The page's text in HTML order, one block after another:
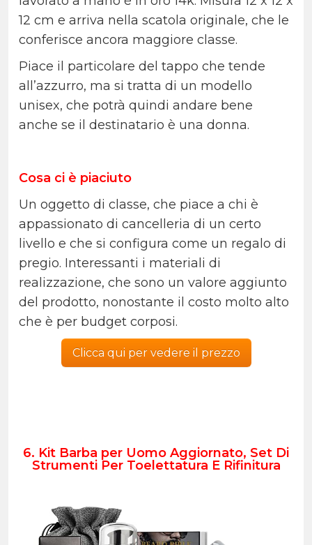
12 cm e arriva nella scatola originale, che le
conferisce ancora maggiore classe.
Piace il particolare del tappo che tende
all’azzurro, ma si tratta di un modello
unisex, che potrà quindi andare bene
anche se il destinatario è una donna.
Cosa ci è piaciuto
Un oggetto di classe, che piace a chi è
appassionato di cancelleria di un certo
livello e che si configura come un regalo di
pregio. Interessanti i materiali di
realizzazione, che sono un valore aggiunto
del prodotto, nonostante il costo molto alto
che è per budget corposi.
Clicca qui per vedere il prezzo
6. Kit Barba per Uomo Aggiornato, Set Di
Strumenti Per Toelettatura E Rifinitura